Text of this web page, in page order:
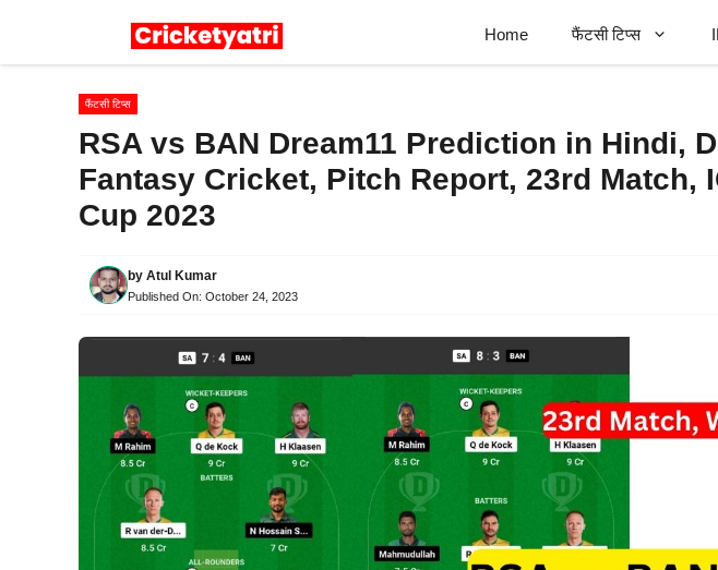
Home फैंटसी टिप्स
फैंटसी टिप्स
RSA vs BAN Dream11 Prediction in Hindi,
Fantasy Cricket, Pitch Report, 23rd Match,
Cup 2023
by Atul Kumar
Published On: October 24, 2023